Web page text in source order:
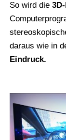
So wird die
daraus wie in
Eindruck.